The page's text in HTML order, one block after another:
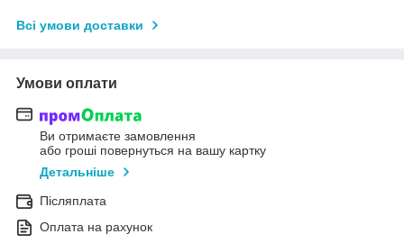
Всі умови доставки
Умови оплати
Ви отримаєте замовлення
або гроші повернуться на вашу картку
Детальніше
Післяплата
Оплата на рахунок